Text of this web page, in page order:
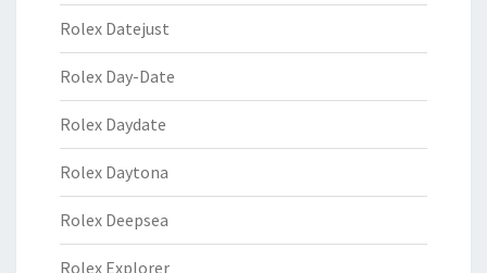
Rolex Datejust
Rolex Day-Date
Rolex Daydate
Rolex Daytona
Rolex Deepsea
Rolex Explorer